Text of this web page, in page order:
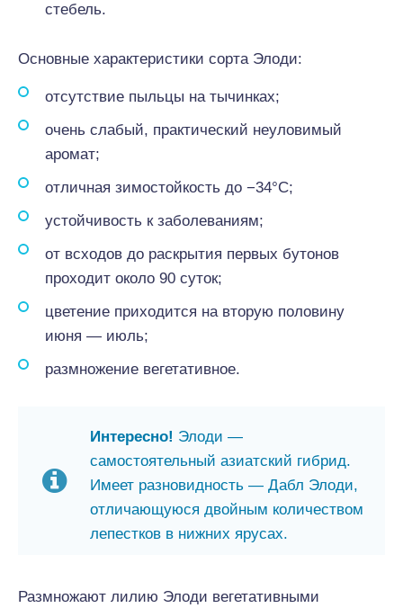
стебель.
Основные характеристики сорта Элоди:
отсутствие пыльцы на тычинках;
очень слабый, практический неуловимый
аромат;
отличная зимостойкость до −34°С;
устойчивость к заболеваниям;
от всходов до раскрытия первых бутонов
проходит около 90 суток;
цветение приходится на вторую половину
июня — июль;
размножение вегетативное.
Интересно! Элоди —
самостоятельный азиатский гибрид.
Имеет разновидность — Дабл Элоди,
отличающуюся двойным количеством
лепестков в нижних ярусах.
Размножают лилию Элоди вегетативными